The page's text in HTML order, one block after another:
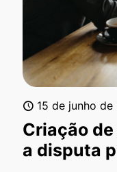
15 de junho de
Criação
a disputa